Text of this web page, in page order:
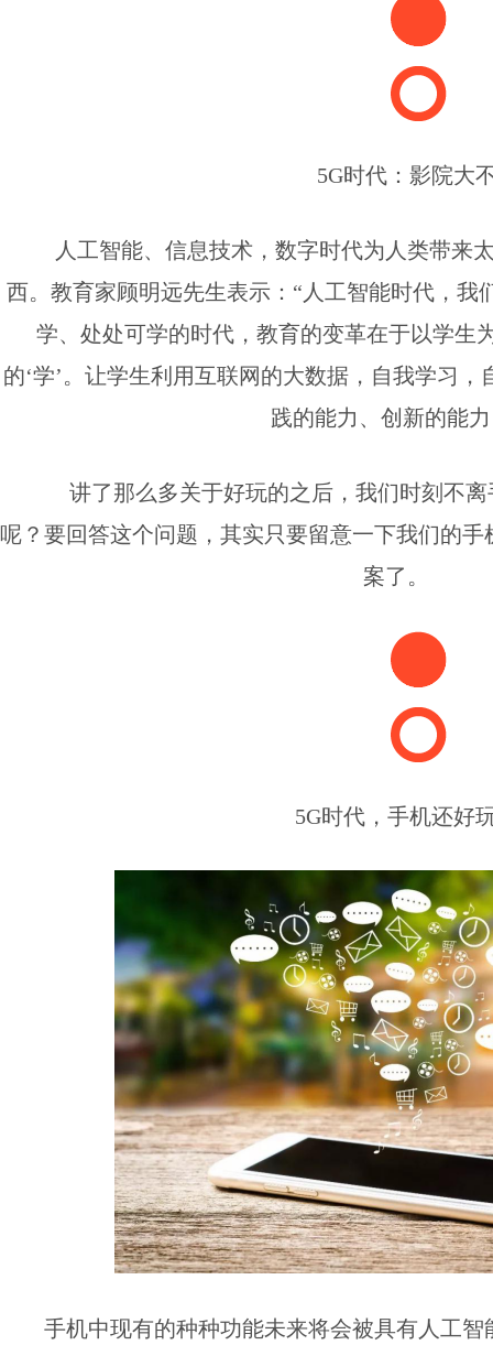
5G时代：影院大
人工智能、信息技术，数字时代为人类带来
西。教育家顾明远先生表示：“人工智能时代，我
学、处处可学的时代，教育的变革在于以学生
的‘学’。让学生利用互联网的大数据，自我学习
践的能力、创新的能
讲了那么多关于好玩的之后，我们时刻不
呢？要回答这个问题，其实只要留意一下我们的
案了。
5G时代，手机还好
手机中现有的种种功能未来将会被具有人工